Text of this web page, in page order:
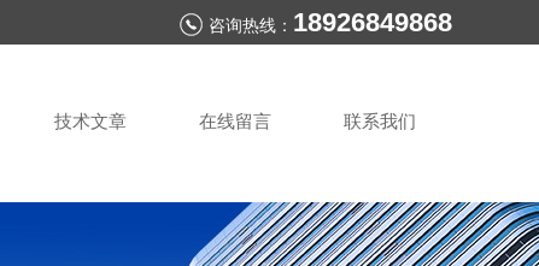
咨询热线： 18926849868
技术文章 在线留言 联系我们